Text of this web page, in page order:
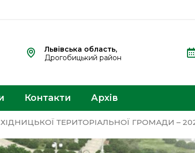
Львівська область,
Дрогобицький район
Контакти Архів
ТЕРИТОРІАЛЬНОЇ ГРОМАДИ –